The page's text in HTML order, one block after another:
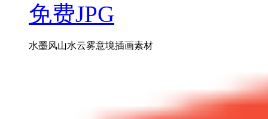
免费JPG
水墨风山水云雾意境插画素材